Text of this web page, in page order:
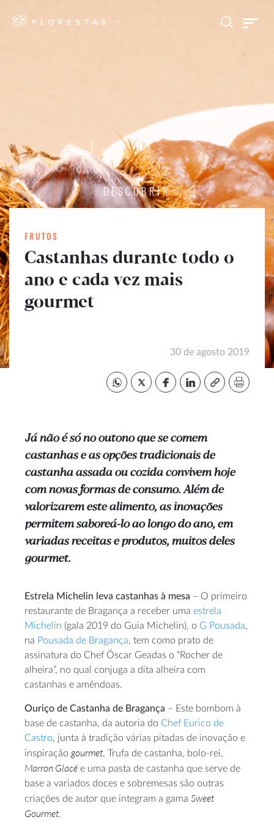
DESCOBRIR
FRUTOS
Castanhas durante todo o
ano e cada vez mais
gourmet
30 de agosto 2019
Já não é só no outono que se comem
castanhas e as opções tradicionais de
castanha assada ou cozida convivem hoje
com novas formas de consumo. Além de
valorizarem este alimento, as inovações
permitem saboreá-lo ao longo do ano, em
variadas receitas e produtos, muitos deles
gourmet.
Estrela Michelin leva castanhas à mesa – O primeiro
restaurante de Bragança a receber uma estrela
Michelin (gala 2019 do Guia Michelin), o G Pousada,
na Pousada de Bragança, tem como prato de
assinatura do Chef Óscar Geadas o “Rocher de
alheira”, no qual conjuga a dita alheira com
castanhas e amêndoas.
Ouriço de Castanha de Bragança – Este bombom à
base de castanha, da autoria do Chef Eurico de
Castro, junta à tradição várias pitadas de inovação e
inspiração gourmet. Trufa de castanha, bolo-rei,
Marron Glacé e uma pasta de castanha que serve de
base a variados doces e sobremesas são outras
criações de autor que integram a gama Sweet
Gourmet.